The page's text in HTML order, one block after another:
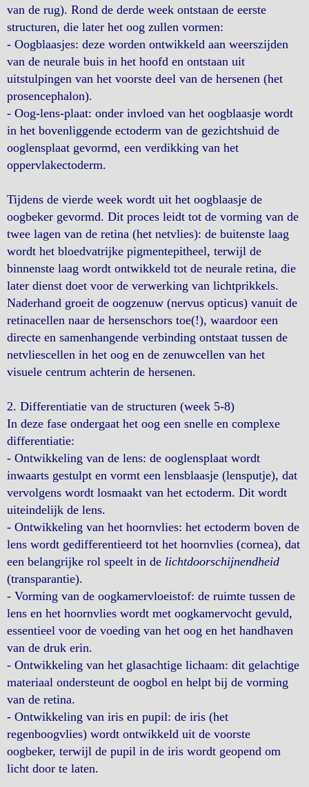
van de rug). Rond de derde week ontstaan de eerste
structuren, die later het oog zullen vormen:
- Oogblaasjes: deze worden ontwikkeld aan weerszijden
van de neurale buis in het hoofd en ontstaan uit
uitstulpingen van het voorste deel van de hersenen (het
prosencephalon).
- Oog-lens-plaat: onder invloed van het oogblaasje wordt
in het bovenliggende ectoderm van de gezichtshuid de
ooglensplaat gevormd, een verdikking van het
oppervlakectoderm.
Tijdens de vierde week wordt uit het oogblaasje de
oogbeker gevormd. Dit proces leidt tot de vorming van de
twee lagen van de retina (het netvlies): de buitenste laag
wordt het bloedvatrijke pigmentepitheel, terwijl de
binnenste laag wordt ontwikkeld tot de neurale retina, die
later dienst doet voor de verwerking van lichtprikkels.
Naderhand groeit de oogzenuw (nervus opticus) vanuit de
retinacellen naar de hersenschors toe(!), waardoor een
directe en samenhangende verbinding ontstaat tussen de
netvliescellen in het oog en de zenuwcellen van het
visuele centrum achterin de hersenen.
2. Differentiatie van de structuren (week 5-8)
In deze fase ondergaat het oog een snelle en complexe
differentiatie:
- Ontwikkeling van de lens: de ooglensplaat wordt
inwaarts gestulpt en vormt een lensblaasje (lensputje), dat
vervolgens wordt losmaakt van het ectoderm. Dit wordt
uiteindelijk de lens.
- Ontwikkeling van het hoornvlies: het ectoderm boven de
lens wordt gedifferentieerd tot het hoornvlies (cornea), dat
een belangrijke rol speelt in de lichtdoorschijnendheid
(transparantie).
- Vorming van de oogkamervloeistof: de ruimte tussen de
lens en het hoornvlies wordt met oogkamervocht gevuld,
essentieel voor de voeding van het oog en het handhaven
van de druk erin.
- Ontwikkeling van het glasachtige lichaam: dit gelachtige
materiaal ondersteunt de oogbol en helpt bij de vorming
van de retina.
- Ontwikkeling van iris en pupil: de iris (het
regenboogvlies) wordt ontwikkeld uit de voorste
oogbeker, terwijl de pupil in de iris wordt geopend om
licht door te laten.